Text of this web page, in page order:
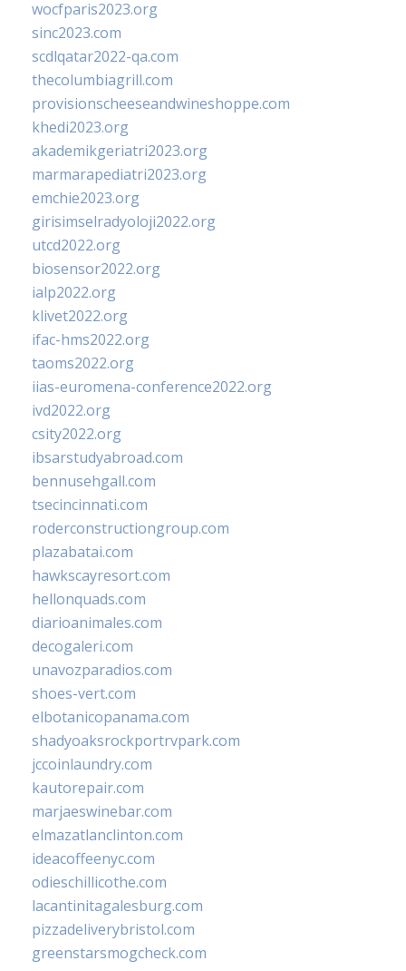
wocfparis2023.org
sinc2023.com
scdlqatar2022-qa.com
thecolumbiagrill.com
provisionscheeseandwineshoppe.com
khedi2023.org
akademikgeriatri2023.org
marmarapediatri2023.org
emchie2023.org
girisimselradyoloji2022.org
utcd2022.org
biosensor2022.org
ialp2022.org
klivet2022.org
ifac-hms2022.org
taoms2022.org
iias-euromena-conference2022.org
ivd2022.org
csity2022.org
ibsarstudyabroad.com
bennusehgall.com
tsecincinnati.com
roderconstructiongroup.com
plazabatai.com
hawkscayresort.com
hellonquads.com
diarioanimales.com
decogaleri.com
unavozparadios.com
shoes-vert.com
elbotanicopanama.com
shadyoaksrockportrvpark.com
jccoinlaundry.com
kautorepair.com
marjaeswinebar.com
elmazatlanclinton.com
ideacoffeenyc.com
odieschillicothe.com
lacantinitagalesburg.com
pizzadeliverybristol.com
greenstarsmogcheck.com